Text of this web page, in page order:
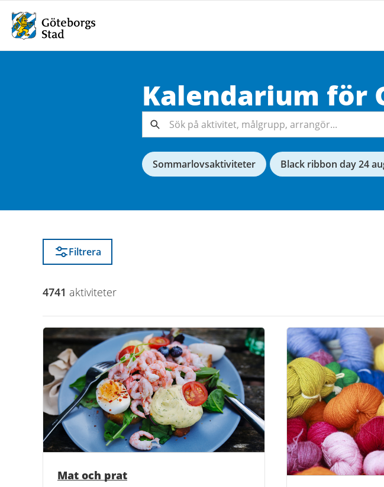
Kalendarium för
Sök på
aktivitet,
målgrupp,
arrangör...
Sök
Sommarlovsaktiviteter Black ribbon day 24
Filtrera
4741 aktiviteter
Mat och prat